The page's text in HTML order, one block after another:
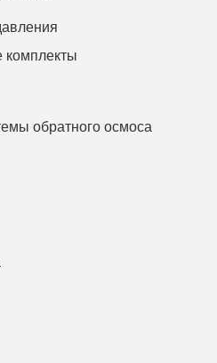
комплекты
обратного осмоса